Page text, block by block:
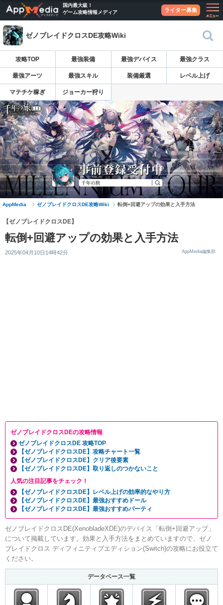
国内最大級！
ゲーム攻略情報メディア
ライター募集
ゼノブレイドクロスDE攻略Wiki
攻略TOP 最強装備 最強デバイス 最強クラス
最強アーツ 最強スキル 装備厳選 レベル上げ
マテチケ稼ぎ ジョーカー狩り
AppMedia ゼノブレイドクロスDE攻略Wiki 転倒+回避アップの効果と入手方法
【ゼノブレイドクロスDE】
転倒+回避アップの効果と入手方法
2025年04月10日14時42分 AppMedia編集部
ゼノブレイドクロスDEの攻略情報
ゼノブレイドクロスDE 攻略TOP
【ゼノブレイドクロスDE】攻略チャート一覧
【ゼノブレイドクロスDE】クリア後要素
【ゼノブレイドクロスDE】取り返しのつかないこと
人気の注目記事をチェック！
【ゼノブレイドクロスDE】レベル上げの効率的なやり方
【ゼノブレイドクロスDE】最強おすすめドール
【ゼノブレイドクロスDE】最強おすすめパーティ
ゼノブレイドクロスDE(XenobladeXDE)のデバイス「転倒+回避アップ」
について掲載しています。効果と入手方法をまとめていますので、ゼノ
ブレイドクロス ディフィニティブエディション(Switch)の攻略にお役立て
ください。
データベース一覧